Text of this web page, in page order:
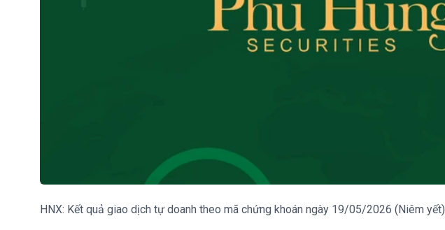
HNX: Kết quả giao dịch tự doanh theo mã chứng khoán ngày 19/05/2026 (Niêm yết)